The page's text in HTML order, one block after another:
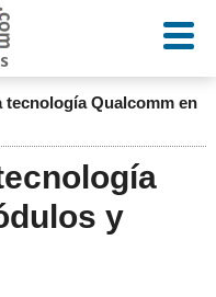
tecnología Qualcomm en
y